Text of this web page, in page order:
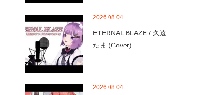
2026.08.04
ETERNAL BLAZE / 久遠
たま (Cover)…
2026.08.04